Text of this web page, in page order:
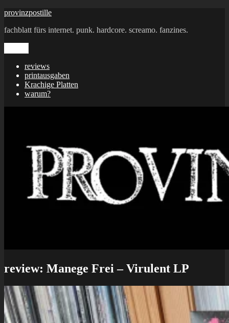
Zum
springen
provinzpostille
fachblatt fürs internet. punk. hardcore. screamo. fanzines.
reviews
printausgaben
Krachige Platten
warum?
review: Manege Frei – Virulent LP